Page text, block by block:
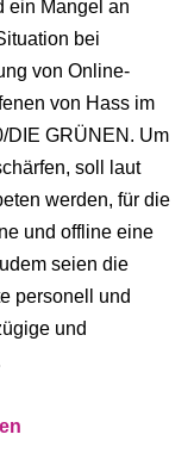
ein Mangel an
bei
von Online-
von Hass im
DIE GRÜNEN. Um
soll laut
werden, für die
und offline eine
seien die
personell und
und